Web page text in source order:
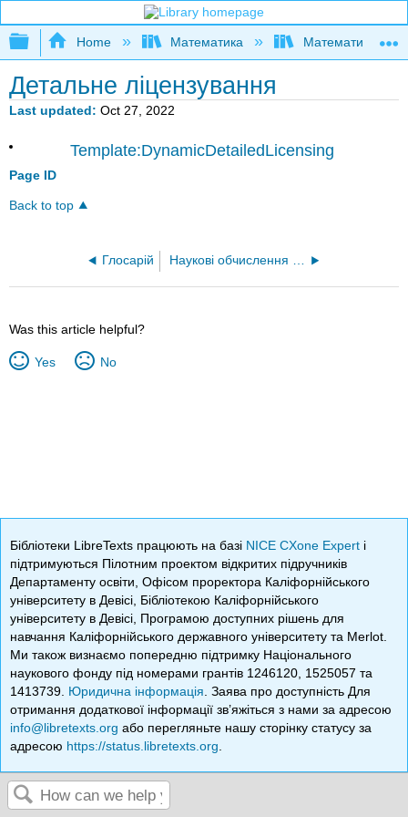
Expand/collapse global hierarchy
Home Математика Математична
Детальне ліцензування
Last updated Oct 27, 2022
Page ID
Template:DynamicDetailedLicensing
Back to top
Глосарій Наукові обчислення та моделювання
Was this article helpful?
Yes No
Бібліотеки LibreTexts працюють на базі NICE CXone Expert і
підтримуються Пілотним проектом відкритих підручників
Департаменту освіти, Офісом проректора Каліфорнійського
університету в Девісі, Бібліотекою Каліфорнійського
університету в Девісі, Програмою доступних рішень для
навчання Каліфорнійського державного університету та Merlot.
Ми також визнаємо попередню підтримку Національного
наукового фонду під номерами грантів 1246120, 1525057 та
1413739. Юридична інформація . Заява про доступність Для
отримання додаткової інформації зв’яжіться з нами за адресою
info@libretexts.org або перегляньте нашу сторінку статусу за
адресою https://status.libretexts.org